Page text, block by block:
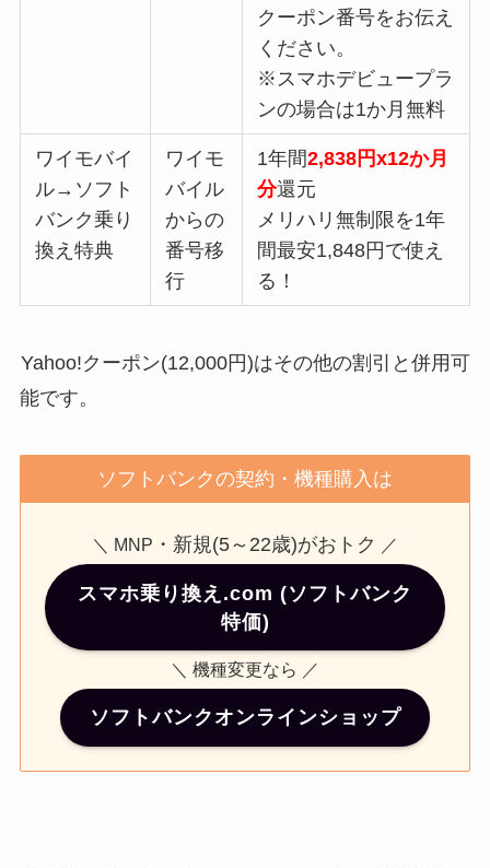
クーポン番号をお伝え
ください。
※スマホデビュープラ
ンの場合は1か月無料
ワイモバイ
ル→ソフト
バンク乗り
換え特典
ワイモ
バイル
からの
番号移
行
1年間2,838円x12か月
分還元
メリハリ無制限を1年
間最安1,848円で使え
る！
Yahoo!クーポン(12,000円)はその他の割引と併用可
能です。
ソフトバンクの契約・機種購入は
＼ MNP ・新規(5～22歳)がおトク ／
スマホ乗り換え.com (ソフトバンク
特価)
＼ 機種変更なら ／
ソフトバンクオンラインショップ